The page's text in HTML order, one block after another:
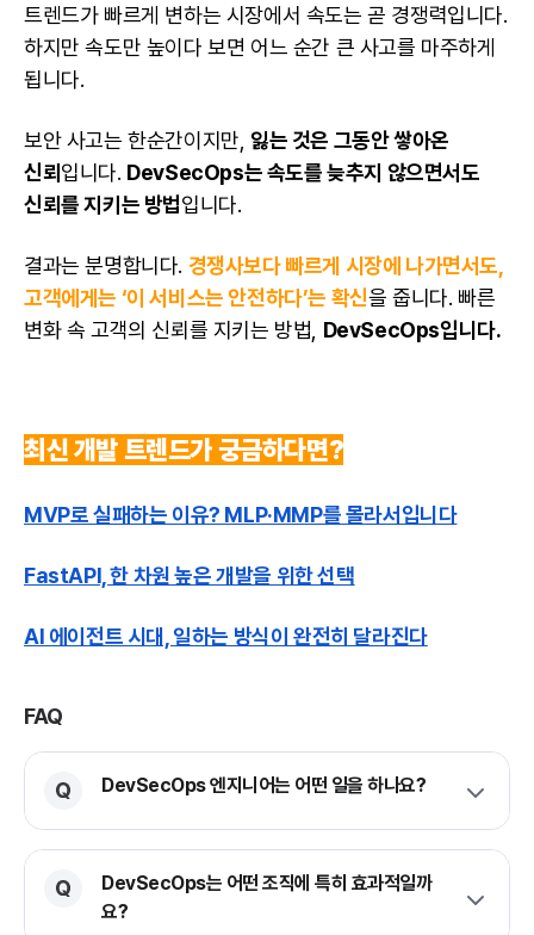
트렌드가 빠르게 변하는 시장에서 속도는 곧 경쟁력입니다.
하지만 속도만 높이다 보면 어느 순간 큰 사고를 마주하게
됩니다.
보안 사고는 한순간이지만, 잃는 것은 그동안 쌓아온
신뢰 입니다. DevSecOps는 속도를 늦추지 않으면서도
신뢰를 지키는 방법입니다.
결과는 분명합니다. 경쟁사보다 빠르게 시장에 나가면서도,
고객에게는 ‘이 서비스는 안전하다’는 확신을 줍니다. 빠른
변화 속 고객의 신뢰를 지키는 방법, DevSecOps입니다.
최신 개발 트렌드가 궁금하다면?
MVP로 실패하는 이유? MLP·MMP를 몰라서입니다
FastAPI, 한 차원 높은 개발을 위한 선택
AI 에이전트 시대, 일하는 방식이 완전히 달라진다
FAQ
DevSecOps 엔지니어는 어떤 일을 하나요?
DevSecOps는 어떤 조직에 특히 효과적일까
요?